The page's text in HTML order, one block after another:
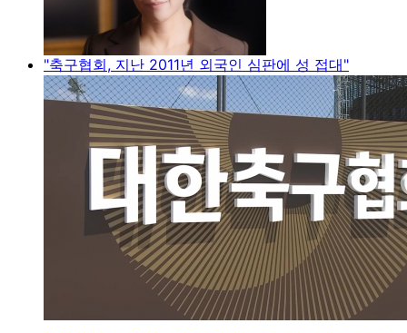
"축구협회, 지난 2011년 외국인 심판에 성 접대"